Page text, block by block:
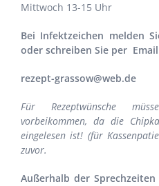
Mittwoch 13-15 Uhr
Bei Infektzeichen melden
oder schreiben Sie per
rezept-grassow@web.de
Für Rezeptwünsche
vorbeikommen, da die
eingelesen ist! (für
zuvor.
Außerhalb der